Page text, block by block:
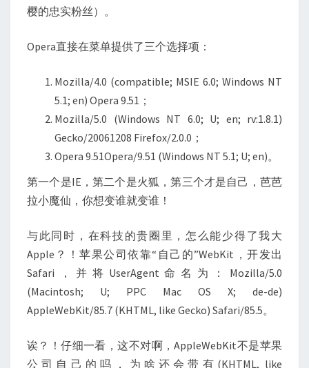
樱的忠实粉丝）。
Opera直接在菜单提供了三个选择项：
Mozilla/4.0 (compatible; MSIE 6.0; Windows NT
5.1; en) Opera 9.51；
Mozilla/5.0 (Windows NT 6.0; U; en; rv:1.8.1)
Gecko/20061208 Firefox/2.0.0；
Opera 9.51Opera/9.51 (Windows NT 5.1; U; en)。
第一个是IE，第二个是火狐，第三个才是自己，芭芭
拉小魔仙，你想变谁就变谁！
与此同时，在科技的贵圈里，怎么能少得了我大
Apple？！苹果公司依靠“自己的”WebKit，开发出
Safari，并将UserAgent命名为：Mozilla/5.0
(Macintosh; U; PPC Mac OS X; de-de)
AppleWebKit/85.7 (KHTML, like Gecko) Safari/85.5。
诶？！仔细一看，这不对啊，AppleWebKit不是苹果
公司自己的吗，为啥还会带有(KHTML, like